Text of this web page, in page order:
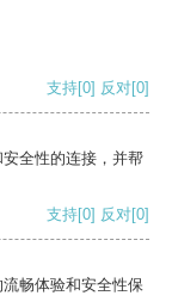
支持[0] 反对[0]
全性的连接，并帮
支持[0] 反对[0]
畅体验和安全性保